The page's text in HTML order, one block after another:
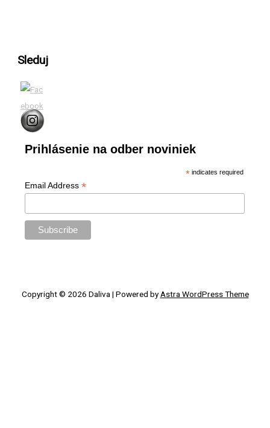
Sleduj
Prihlásenie na odber noviniek
*indicates required
Email Address *
Copyright © 2026 Daliva| Powered byAstra WordPress Theme